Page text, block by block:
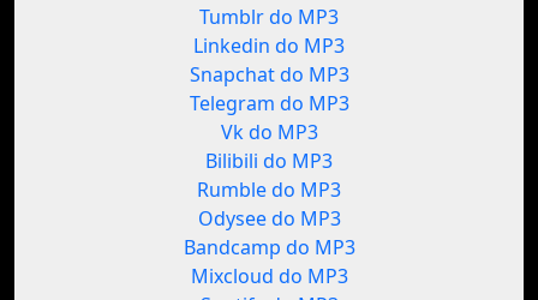
Tumblr do MP3
Linkedin do MP3
Snapchat do MP3
Telegram do MP3
Vk do MP3
Bilibili do MP3
Rumble do MP3
Odysee do MP3
Bandcamp do MP3
Mixcloud do MP3